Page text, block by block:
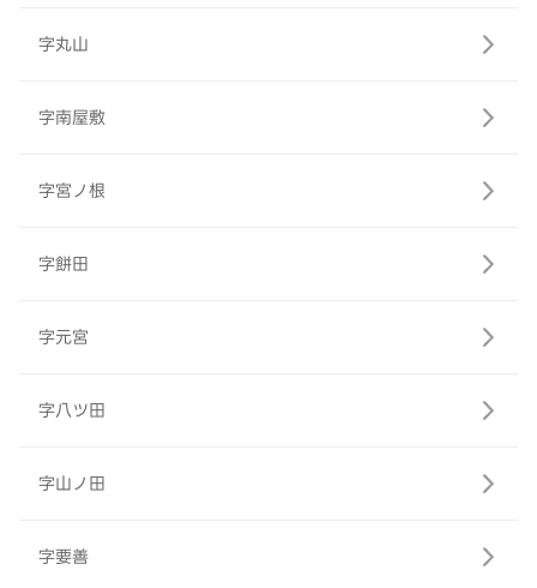
字丸山
字南屋敷
字宮ノ根
字餅田
字元宮
字八ツ田
字山ノ田
字要善